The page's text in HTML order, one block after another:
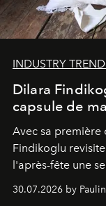
INDUSTRY
Dilara
capsule de
Avec sa première
Findikoglu
l'après-fête une
30.07.2026 by